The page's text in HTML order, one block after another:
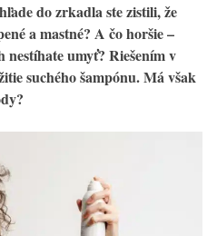
do zrkadla ste zistili, že
a mastné? A čo horšie –
nestíhate umyť? Riešením v
suchého šampónu. Má však